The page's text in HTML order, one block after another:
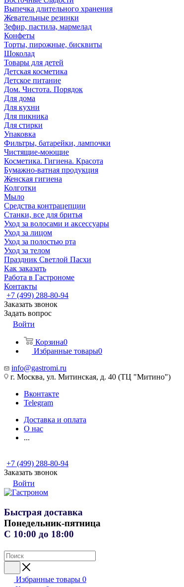
Выпечка длительного хранения
Жевательные резинки
Зефир, пастила, мармелад
Конфеты
Торты, пирожные, бисквиты
Шоколад
Товары для детей
Детская косметика
Детское питание
Дом. Чистота. Порядок
Для дома
Для кухни
Для пикника
Для стирки
Упаковка
Фильтры, батарейки, лампочки
Чистящие-моющие
Косметика. Гигиена. Красота
Бумажно-ватная продукция
Женская гигиена
Колготки
Мыло
Средства контрацепции
Станки, все для бритья
Уход за волосами и аксессуары
Уход за лицом
Уход за полостью рта
Уход за телом
Праздник Светлой Пасхи
Как заказать
Работа в Гастрономе
Контакты
+7 (499) 288-80-94
Заказать звонок
Задать вопрос
Войти
Корзина0
Избранные товары0
info@gastromi.ru
г. Москва, ул. Митинская, д. 40 (ТЦ "Митино")
Вконтакте
Telegram
Доставка и оплата
О нас
...
+7 (499) 288-80-94
Заказать звонок
Войти
Быстрая доставка
Понедельник-пятница
С 10:00 до 18:00
Избранные товары 0